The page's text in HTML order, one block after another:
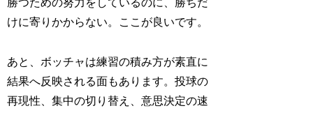
勝つための努力をしているのに、勝ちだ
けに寄りかからない。ここが良いです。
あと、ボッチャは練習の積み方が素直に
結果へ反映される面もあります。投球の
再現性、集中の切り替え、意思決定の速